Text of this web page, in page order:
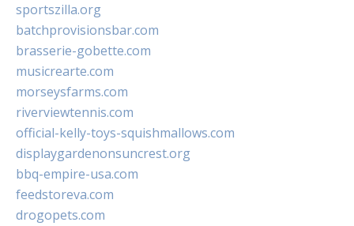
sportszilla.org
batchprovisionsbar.com
brasserie-gobette.com
musicrearte.com
morseysfarms.com
riverviewtennis.com
official-kelly-toys-squishmallows.com
displaygardenonsuncrest.org
bbq-empire-usa.com
feedstoreva.com
drogopets.com